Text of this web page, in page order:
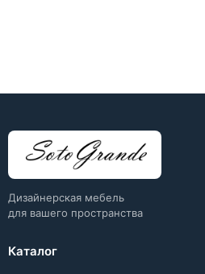
Дизайнерская мебель
для вашего пространства
Каталог